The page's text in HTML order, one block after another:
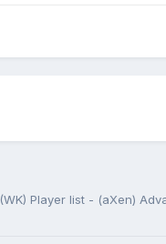
(WK) Player list - (aXen)